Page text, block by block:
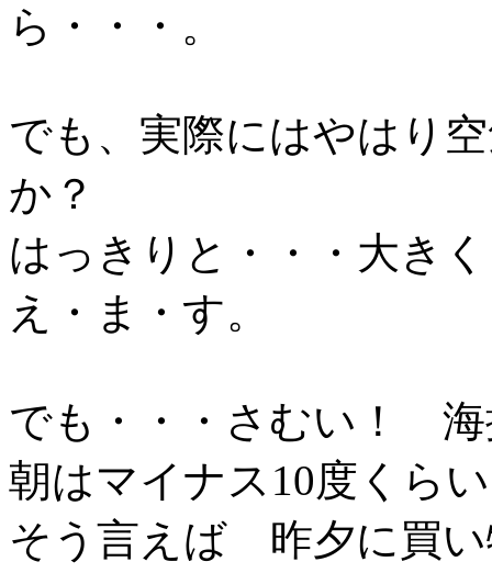
ら・・・。
でも、実際にはやはり
か？
はっきりと・・・大き
え・ま・す。
でも・・・さむい！ 海
朝はマイナス10度くら
そう言えば 昨夕に買い